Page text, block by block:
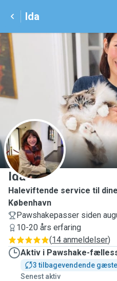
Ida
I
Ida
Haleviftende service til
København
Pawshakepasser siden
10-20 års erfaring
(14 anmeldelser)
Aktiv i Pawshake-
3 tilbagevendende
Senest aktiv